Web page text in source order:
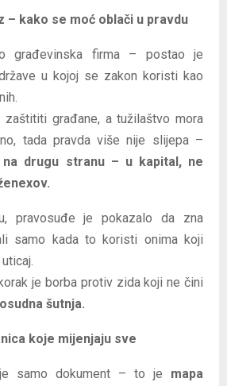
– kako se moć oblači u pravdu
građevinska firma – postao je
u kojoj se zakon koristi kao
zaštititi građane, a tužilaštvo mora
tada pravda više nije slijepa –
drugu stranu – u kapital, ne
pravosuđe je pokazalo da zna
samo kada to koristi onima koji
je borba protiv zida koji ne čini
šutnja.
koje mijenjaju sve
samo dokument – to je mapa